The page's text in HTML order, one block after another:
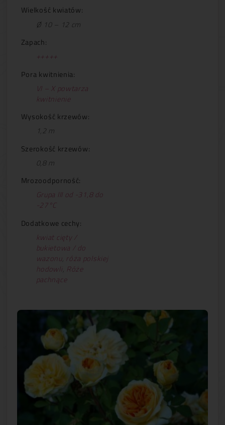
Wielkość kwiatów:
Ø 10 – 12 cm
Zapach:
+++++
Pora kwitnienia:
VI – X powtarza
kwitnienie
Wysokość krzewów:
1,2 m
Szerokość krzewów:
0,8 m
Mrozoodporność:
Grupa III od -31,8 do
-27°C
Dodatkowe cechy:
kwiat cięty /
bukietowa / do
wazonu, róża polskiej
hodowli, Róże
pachnące